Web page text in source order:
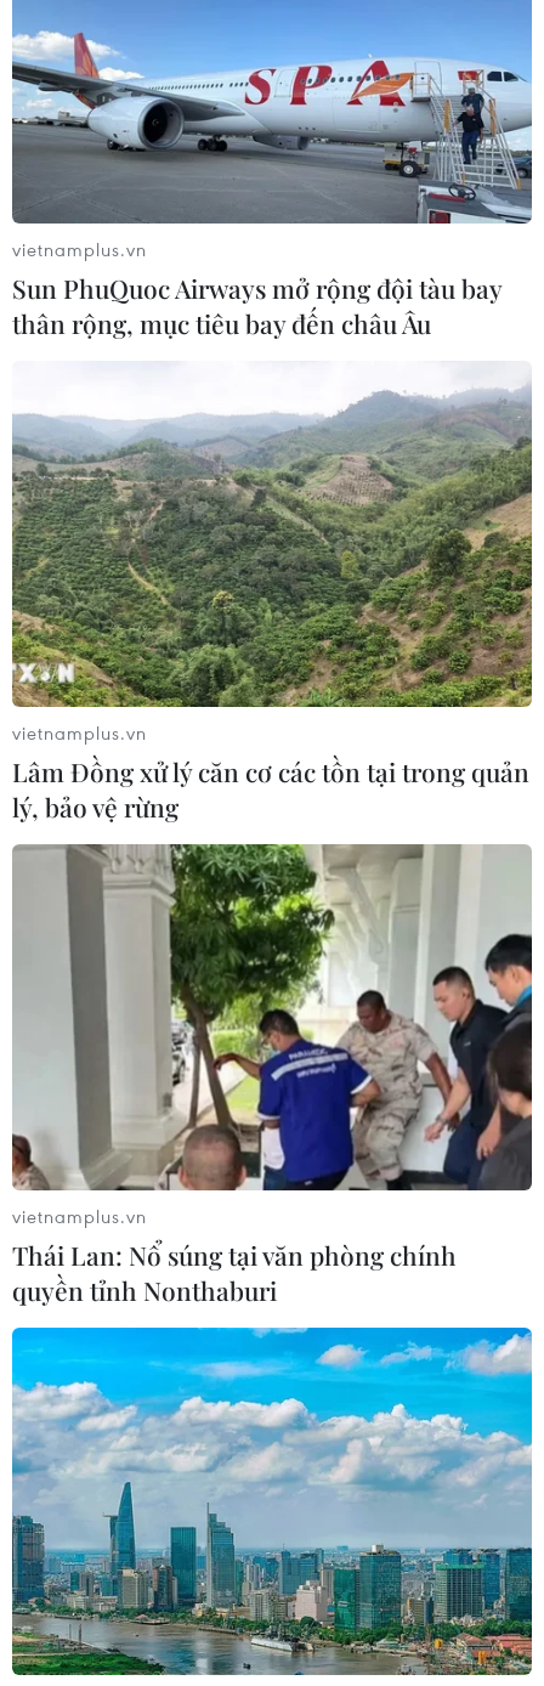
Tác động của cuộc chiến thương mại Mỹ -
Trung tới ngành chế tạo châu Á
04/11/2018 22:35
Trong bối cảnh căng thẳng thương mại Mỹ-Trung Quốc
đang leo thang, Việt Nam có thể trở thành điểm thu hút
các nhà sản xuất nước ngoài muốn di dời hoạt động ra
khỏi Trung Quốc.
Bầu cử giữa kỳ Mỹ: Rào cản nghị trình
kinh tế của Tổng thống Trump
08/11/2018 08:09
Nghị trình kinh tế của tổng thống doanh nhân Donald
Trump sẽ bị ảnh hưởng không nhỏ sau khi đảng Dân
chủ lật ngược thế cờ, giành lại quyền kiểm soát Hạ viện.
vietnamplus.vn
Sun PhuQuoc Airways mở rộng đội tàu bay
thân rộng, mục tiêu bay đến châu Âu
vietnamplus.vn
Lâm Đồng xử lý căn cơ các tồn tại trong quản
lý, bảo vệ rừng
vietnamplus.vn
Thái Lan: Nổ súng tại văn phòng chính
quyền tỉnh Nonthaburi